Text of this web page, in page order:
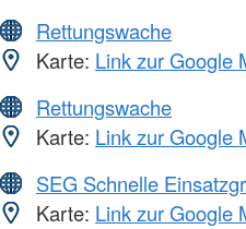
Rettungswache
Karte: Link zur Google
Rettungswache
Karte: Link zur Google
SEG Schnelle
Karte: Link zur Google